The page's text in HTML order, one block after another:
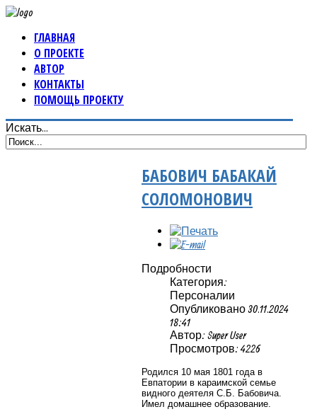
ГЛАВНАЯ
О ПРОЕКТЕ
АВТОР
КОНТАКТЫ
ПОМОЩЬ ПРОЕКТУ
Искать...
БАБОВИЧ БАБАКАЙ
СОЛОМОНОВИЧ
Подробности
Категория:
Персоналии
Опубликовано 30.11.2024
18:41
Автор: Super User
Просмотров: 4226
Родился 10 мая 1801 года в
Евпатории в караимской семье
видного деятеля С.Б. Бабовича.
Имел домашнее образование.